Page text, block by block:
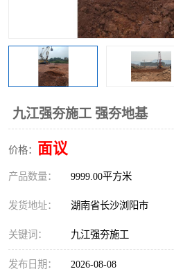
九江强夯施工 强夯地基
价格： 面议
产品数量： 9999.00平方米
发货地址： 湖南省长沙浏阳市
关键词： 九江强夯施工
发布日期： 2026-08-08